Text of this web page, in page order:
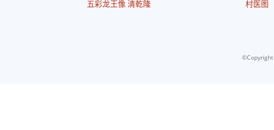
五彩龙王像 清乾隆 村医图
©Copyright